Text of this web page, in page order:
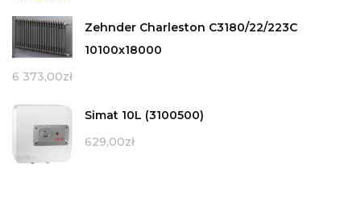
Zehnder Charleston C3180/22/223C
10100x18000
6 373,00zł
Simat 10L (3100500)
629,00zł